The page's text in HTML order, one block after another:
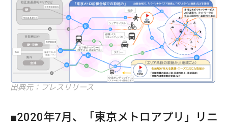
出典元：プレスリリース
■2020年7月、「東京メトロアプリ」リニ